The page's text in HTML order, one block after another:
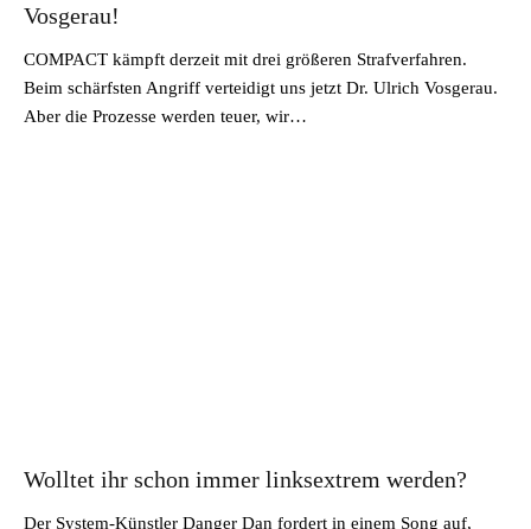
Vosgerau!
COMPACT kämpft derzeit mit drei größeren Strafverfahren.
Beim schärfsten Angriff verteidigt uns jetzt Dr. Ulrich Vosgerau.
Aber die Prozesse werden teuer, wir…
Wolltet ihr schon immer linksextrem werden?
Der System-Künstler Danger Dan fordert in einem Song auf,